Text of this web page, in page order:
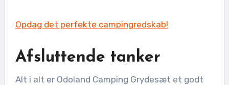
Opdag det perfekte campingredskab!
Afsluttende tanker
Alt i alt er Odoland Camping Grydesæt et godt